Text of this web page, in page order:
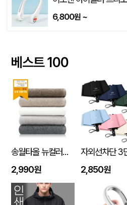
6,800원~
베스트 100
송월타올 뉴컬러무지 150g (30수/40*80cm)
2,990원
2,850원